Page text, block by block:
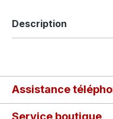
Description
Assistance
Service boutique